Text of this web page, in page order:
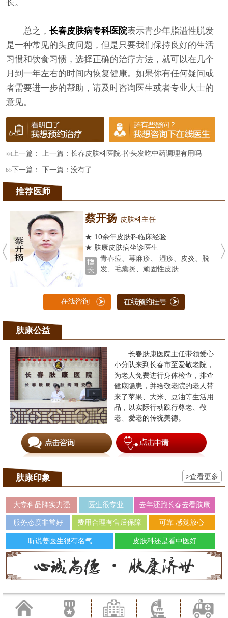
长。
总之， 长春皮肤病专科医院表示青少年脂溢性脱发
是一种常见的头皮问题，但是只要我们保持良好的生活
习惯和饮食习惯，选择正确的治疗方法，就可以在几个
月到一年左右的时间内恢复健康。如果你有任何疑问或
者需要进一步的帮助，请及时咨询医生或者专业人士的
意见。
上一篇： 上一篇：长春皮肤科医院-掉头发吃中药调理有用吗
下一篇： 下一篇：没有了
推荐医师
蔡开扬 皮肤科主任
★ 10余年皮肤科临床经验
★ 肤康皮肤病坐诊医生
青春痘、荨麻疹、 湿疹、皮炎、脱
发、毛囊炎、顽固性皮肤
肤康公益
长春肤康医院主任带领爱心
小分队来到长春市至爱敬老院，
为老人免费进行身体检查，排查
健康隐患，并给敬老院的老人带
来了苹果、大米、豆油等生活用
品，以实际行动践行尊老、敬
老、爱老的传统美德。
肤康印象 >查看更多
大专科品牌实力强 医生很专业 去年还跑长春去看肤康
服务态度非常好 费用合理有售后保障 可靠 感觉放心
听说姜医生很有名气 皮肤科还是看中医好